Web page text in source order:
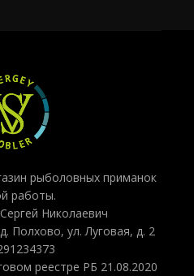
рыболовных приманок
работы.
Николаевич
Полхово, ул. Луговая, д. 2
реестре РБ 21.08.2020